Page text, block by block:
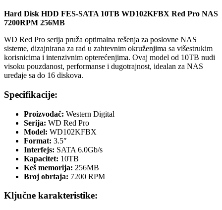
Hard Disk HDD FES-SATA 10TB WD102KFBX Red Pro NAS
7200RPM 256MB
WD Red Pro serija pruža optimalna rešenja za poslovne NAS
sisteme, dizajnirana za rad u zahtevnim okruženjima sa višestrukim
korisnicima i intenzivnim opterećenjima. Ovaj model od 10TB nudi
visoku pouzdanost, performanse i dugotrajnost, idealan za NAS
uređaje sa do 16 diskova.
Specifikacije:
Proizvođač: Western Digital
Serija: WD Red Pro
Model: WD102KFBX
Format: 3.5″
Interfejs: SATA 6.0Gb/s
Kapacitet: 10TB
Keš memorija: 256MB
Broj obrtaja: 7200 RPM
Ključne karakteristike: